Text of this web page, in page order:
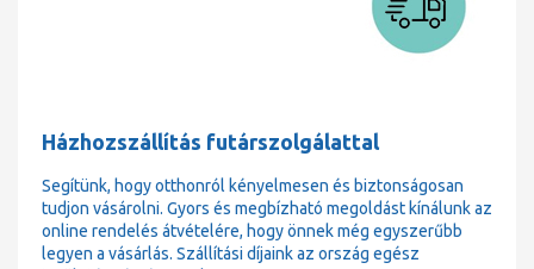
Házhozszállítás futárszolgálattal
Segítünk, hogy otthonról kényelmesen és biztonságosan
tudjon vásárolni. Gyors és megbízható megoldást kínálunk az
online rendelés átvételére, hogy önnek még egyszerűbb
legyen a vásárlás. Szállítási díjaink az ország egész